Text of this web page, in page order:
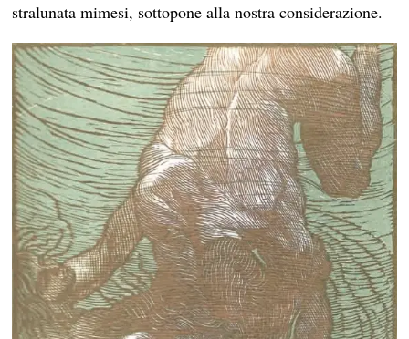
stralunata mimesi, sottopone alla nostra considerazione.